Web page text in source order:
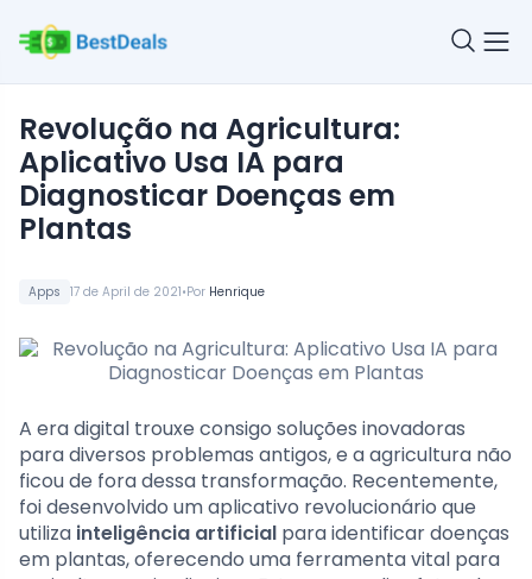
Apps 17 de April de 2021•Por Henrique
Revolução na Agricultura:
Aplicativo Usa IA para
Diagnosticar Doenças em
Plantas
A era digital trouxe consigo soluções inovadoras
para diversos problemas antigos, e a agricultura não
ficou de fora dessa transformação. Recentemente,
foi desenvolvido um aplicativo revolucionário que
utiliza inteligência artificial para identificar doenças
em plantas, oferecendo uma ferramenta vital para